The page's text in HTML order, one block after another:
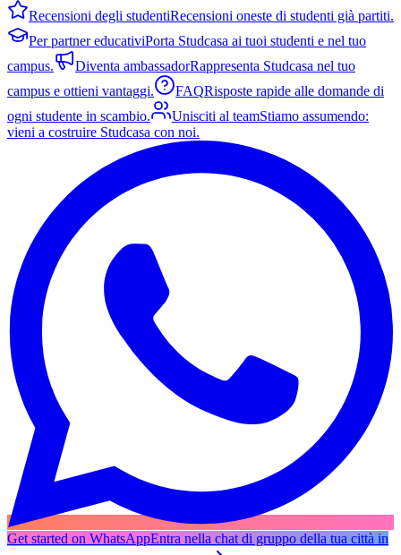
Recensioni degli studentiRecensioni oneste di studenti già partiti.
Per partner educativiPorta Studcasa ai tuoi studenti e nel tuo
campus.
Diventa ambassadorRappresenta Studcasa nel tuo
campus e ottieni vantaggi.
FAQRisposte rapide alle domande di
ogni studente in scambio.
Unisciti al teamStiamo assumendo:
vieni a costruire Studcasa con noi.
Get started on WhatsAppEntra nella chat di gruppo della tua città in